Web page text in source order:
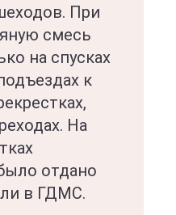
При
смесь
на спусках
к
На
отдано
в ГДМС.